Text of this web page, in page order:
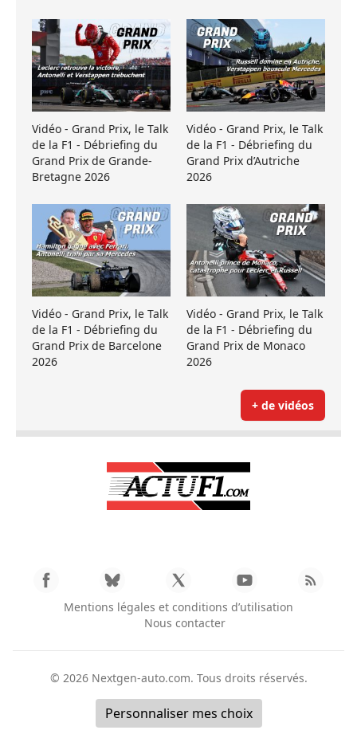
Vidéo - Grand Prix, le Talk
de la F1 - Débriefing du
Grand Prix de Grande-
Bretagne 2026
Vidéo - Grand Prix, le Talk
de la F1 - Débriefing du
Grand Prix d’Autriche
2026
Vidéo - Grand Prix, le Talk
de la F1 - Débriefing du
Grand Prix de Barcelone
2026
Vidéo - Grand Prix, le Talk
de la F1 - Débriefing du
Grand Prix de Monaco
2026
+ de vidéos
Mentions légales et conditions d’utilisation
Nous contacter
© 2026 Nextgen-auto.com. Tous droits réservés.
Personnaliser mes choix